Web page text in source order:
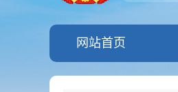
网站首页